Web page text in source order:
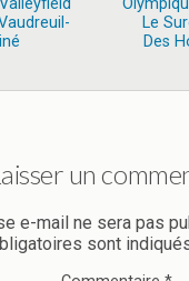
Le
Des
un
e-mail ne sera pas
sont